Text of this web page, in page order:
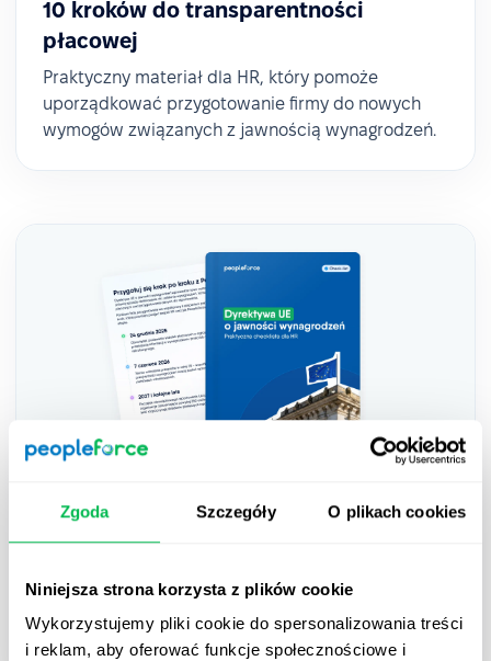
Zgoda Szczegóły O plikach cookies
Niniejsza strona korzysta z plików cookie
Wykorzystujemy pliki cookie do spersonalizowania treści
i reklam, aby oferować funkcje społecznościowe i
10 kroków do transparentności
płacowej
Praktyczny materiał dla HR, który pomoże
uporządkować przygotowanie firmy do nowych
wymogów związanych z jawnością wynagrodzeń.
— praktyczna checklista dla HR
przygotować się do wymogów unijnej Dyrektywy o
Transparentności Wynagrodzeń — krok po kroku, z
przykładami i wskazówkami od ekspertów.